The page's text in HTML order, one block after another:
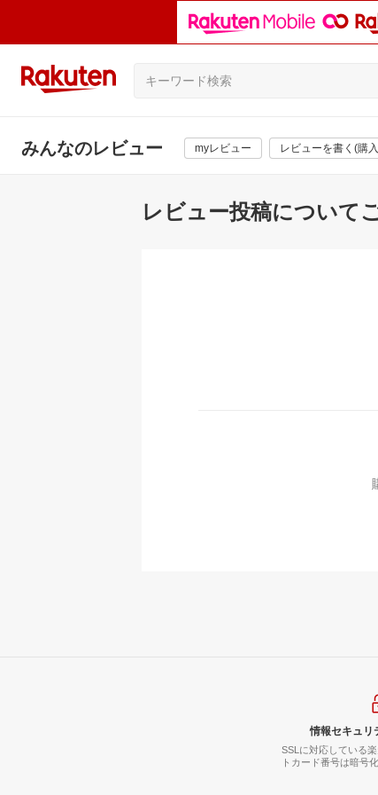
みんなのレビュー myレビュー レビューを書く(購
レビュー投稿について
情報セキュリ
SSLに対応している
トカード番号は暗号